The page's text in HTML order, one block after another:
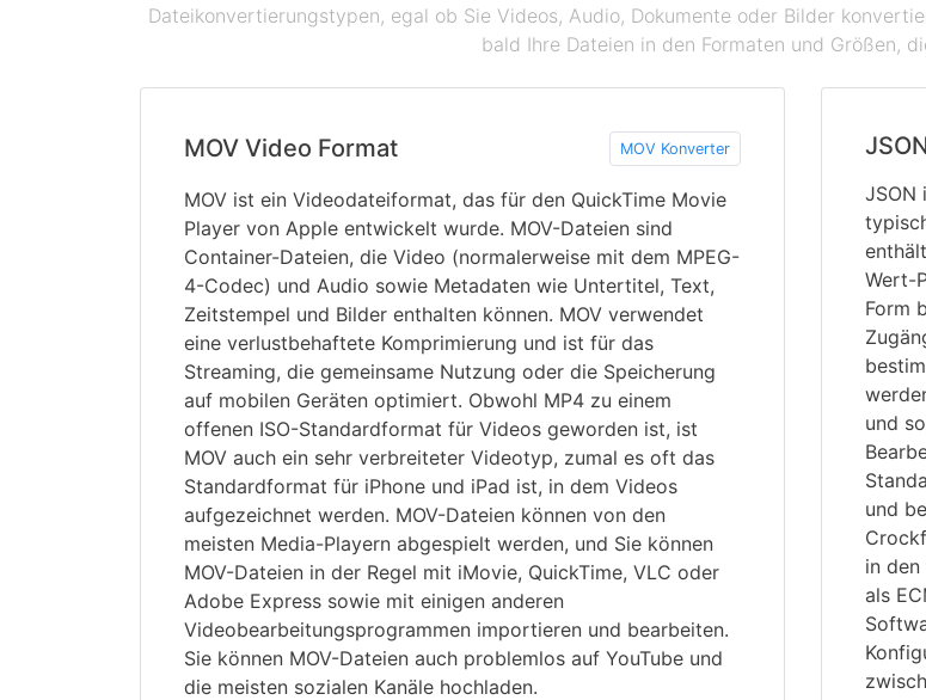
Dateikonvertierungstypen, egal ob Sie Videos, Audio, Dokumente oder Bilder
bald Ihre Dateien in den Formaten und Größen,
MOV Video Format MOV Konverter
MOV ist ein Videodateiformat, das für den QuickTime Movie
Player von Apple entwickelt wurde. MOV-Dateien sind
Container-Dateien, die Video (normalerweise mit dem MPEG-
4-Codec) und Audio sowie Metadaten wie Untertitel, Text,
Zeitstempel und Bilder enthalten können. MOV verwendet
eine verlustbehaftete Komprimierung und ist für das
Streaming, die gemeinsame Nutzung oder die Speicherung
auf mobilen Geräten optimiert. Obwohl MP4 zu einem
offenen ISO-Standardformat für Videos geworden ist, ist
MOV auch ein sehr verbreiteter Videotyp, zumal es oft das
Standardformat für iPhone und iPad ist, in dem Videos
aufgezeichnet werden. MOV-Dateien können von den
meisten Media-Playern abgespielt werden, und Sie können
MOV-Dateien in der Regel mit iMovie, QuickTime, VLC oder
Adobe Express sowie mit einigen anderen
Videobearbeitungsprogrammen importieren und bearbeiten.
Sie können MOV-Dateien auch problemlos auf YouTube und
die meisten sozialen Kanäle hochladen.
JSON
Wert-
Form
und
und
in
als